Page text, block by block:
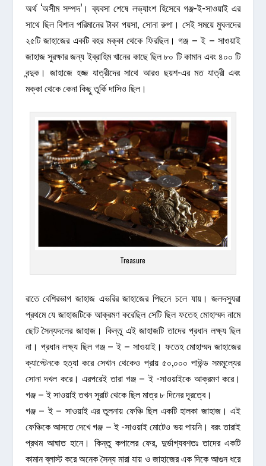
অর্থ ‘অসীম সম্পদ’। ব্যবসা শেষে লভ্যাংশ হিসেবে গঞ্জ-ই-সাওয়াই এর
সাথে ছিল বিশাল পরিমানের টাকা পয়সা, সোনা রুপা। সেই সময়ে মুঘলদের
২৫টি জাহাজের একটি বহর মক্কা থেকে ফিরছিল। গঞ্জ – ই – সাওয়াই
জাহাজ সুরক্ষার জন্য ইব্রাহিম খানের কাছে ছিল ৮০ টি কামান এবং ৪০০ টি
বন্দুক। জাহাজে হজ্জ যাত্রীদের সাথে আরও ছয়শ-এর মত যাত্রী এবং
মক্কা থেকে কেনা কিছু তুর্কি দাসিও ছিল।
Treasure
রাতে বেশিরভাগ জাহাজ এভরির জাহাজের পিছনে চলে যায়। জলদস্যুরা
প্রথমে যে জাহাজটিকে আক্রমণ করেছিল সেটি ছিল ফতেহ মোহাম্মদ নামে
ছোট সৈন্যদলের জাহাজ। কিন্তু এই জাহাজটি তাদের প্রধান লক্ষ্য ছিল
না। প্রধান লক্ষ্য ছিল গঞ্জ – ই – সাওয়াই। ফতেহ মোহাম্মদ জাহাজের
ক্যাপ্টেনকে হত্যা করে সেখান থেকেও প্রায় ৫০,০০০ পাউন্ড সমমূল্যের
সোনা দখল করে। এরপরেই তারা গঞ্জ – ই -সাওয়াইকে আক্রমণ করে।
গঞ্জ – ই সাওয়াই তখন সুরাট থেকে ছিল মাত্র ৮ দিনের দূরত্বে।
গঞ্জ – ই – সাওয়াই এর তুলনায় ফেঞ্চি ছিল একটি হালকা জাহাজ। এই
ফেঞ্চিকে আসতে দেখে গঞ্জ – ই -সাওয়াই মোটেও ভয় পায়নি। বরং তারাই
প্রথম আঘাত হানে। কিন্তু কপালের ফের, দুৰ্ভাগ্যবশতঃ তাদের একটি
কামান ব্লাস্ট করে অনেক সৈন্য মারা যায় ও জাহাজের এক দিকে আগুন ধরে